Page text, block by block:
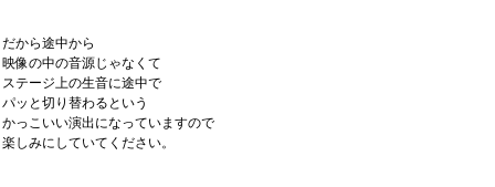
だから途中から
映像の中の音源じゃなくて
ステージ上の生音に途中で
パッと切り替わるという
かっこいい演出になっていますので
楽しみにしていてください。